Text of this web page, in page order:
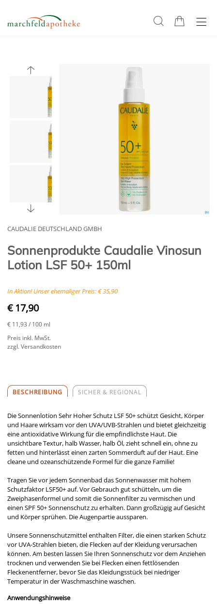
CAUDALIE DEUTSCHLAND GMBH
Sonnenprodukte Caudalie Vinosun
Lotion LSF 50+ 150ml
In Aktion! Unser ehemaliger Preis: € 35,90
€ 17,90
€ 11,93 / 100 ml
Preis inkl. MwSt.
zzgl. Versandkosten
BESCHREIBUNG SICHER & REGIONAL
Die Sonnenlotion Sehr Hoher Schutz LSF 50+ schützt Gesicht, Körper
und Haare wirksam vor den UVA/UVB-Strahlen und bietet gleichzeitig
eine antioxidative Wirkung für die empfindlichste Haut. Die
unsichtbare Textur, halb Wasser, halb Öl, zieht schnell ein, ohne zu
fetten und hinterlässt einen zarten Sommerduft auf der Haut. Eine
cleane und ozeanschützende Formel für die ganze Familie!
Tragen Sie vor jedem Sonnenbad das Sonnenwasser mit hohem
Schutzfaktor LSF50+ auf. Vor Gebrauch gut schütteln, um die
Zweiphasenformel und somit die Sonnenfilter zu vermischen und
einen SPF 50+ Sonnenschutz zu erhalten. Dann großzügig auf Gesicht
und Körper sprühen. Die Augenpartie aussparen.
Unsere Sonnenschutzmittel enthalten Filter, die einen starken Schutz
vor UVA-Strahlen bieten, die Flecken auf der Kleidung verursachen
können. Am besten lassen Sie Ihren Sonnenschutz vor dem Anziehen
trocknen und verwenden Sie bei Flecken einen fettlösenden
Fleckenentferner, bevor Sie das Kleidungsstück bei niedriger
Temperatur in der Waschmaschine waschen.
Anwendungshinweise